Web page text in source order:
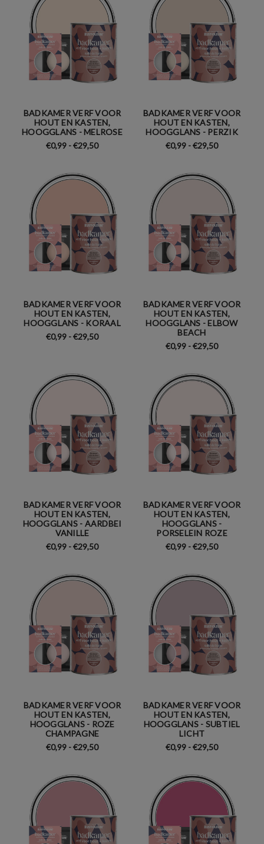
BADKAMER VERF VOOR
HOUT EN KASTEN,
HOOGGLANS - MELROSE
€0,99 - €29,50
BADKAMER VERF VOOR
HOUT EN KASTEN,
HOOGGLANS - PERZIK
€0,99 - €29,50
BADKAMER VERF VOOR
HOUT EN KASTEN,
HOOGGLANS - KORAAL
€0,99 - €29,50
BADKAMER VERF VOOR
HOUT EN KASTEN,
HOOGGLANS - ELBOW
BEACH
€0,99 - €29,50
BADKAMER VERF VOOR
HOUT EN KASTEN,
HOOGGLANS - AARDBEI
VANILLE
€0,99 - €29,50
BADKAMER VERF VOOR
HOUT EN KASTEN,
HOOGGLANS -
PORSELEIN ROZE
€0,99 - €29,50
BADKAMER VERF VOOR
HOUT EN KASTEN,
HOOGGLANS - ROZE
CHAMPAGNE
€0,99 - €29,50
BADKAMER VERF VOOR
HOUT EN KASTEN,
HOOGGLANS - SUBTIEL
LICHT
€0,99 - €29,50